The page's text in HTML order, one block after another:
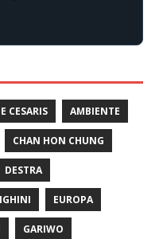
CESARIS AMBIENTE
CHAN HON CHUNG
DESTRA
EUROPA
GARIWO